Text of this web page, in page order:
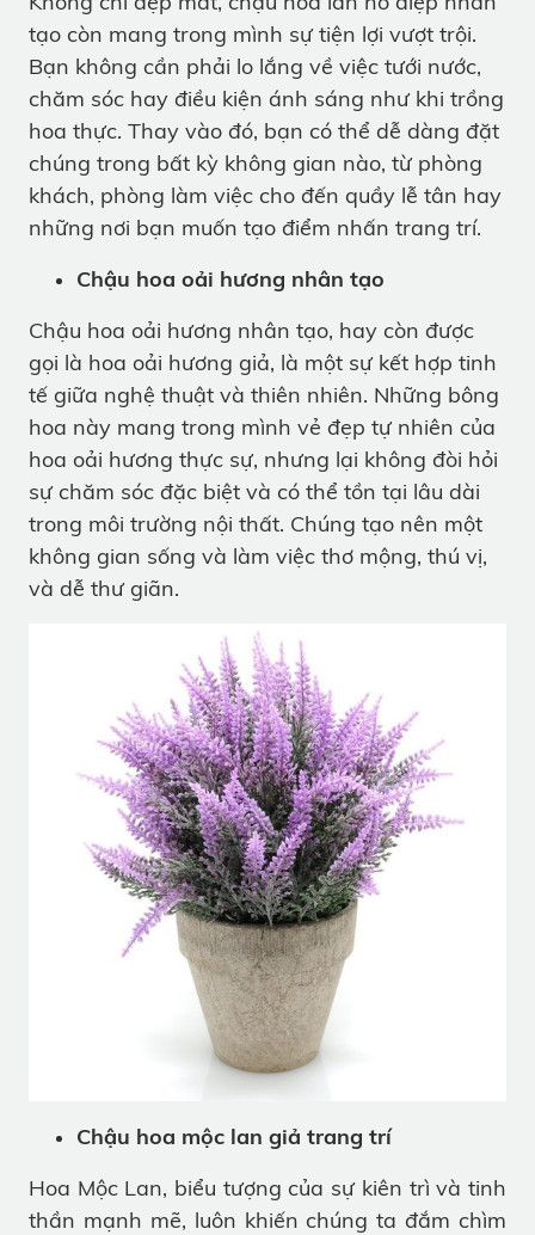
tạo còn mang trong mình sự tiện lợi vượt trội.
Bạn không cần phải lo lắng về việc tưới nước,
chăm sóc hay điều kiện ánh sáng như khi trồng
hoa thực. Thay vào đó, bạn có thể dễ dàng đặt
chúng trong bất kỳ không gian nào, từ phòng
khách, phòng làm việc cho đến quầy lễ tân hay
những nơi bạn muốn tạo điểm nhấn trang trí.
Chậu hoa oải hương nhân tạo
Chậu hoa oải hương nhân tạo, hay còn được
gọi là hoa oải hương giả, là một sự kết hợp tinh
tế giữa nghệ thuật và thiên nhiên. Những bông
hoa này mang trong mình vẻ đẹp tự nhiên của
hoa oải hương thực sự, nhưng lại không đòi hỏi
sự chăm sóc đặc biệt và có thể tồn tại lâu dài
trong môi trường nội thất. Chúng tạo nên một
không gian sống và làm việc thơ mộng, thú vị,
và dễ thư giãn.
Chậu hoa mộc lan giả trang trí
Hoa Mộc Lan, biểu tượng của sự kiên trì và tinh
thần mạnh mẽ, luôn khiến chúng ta đắm chìm